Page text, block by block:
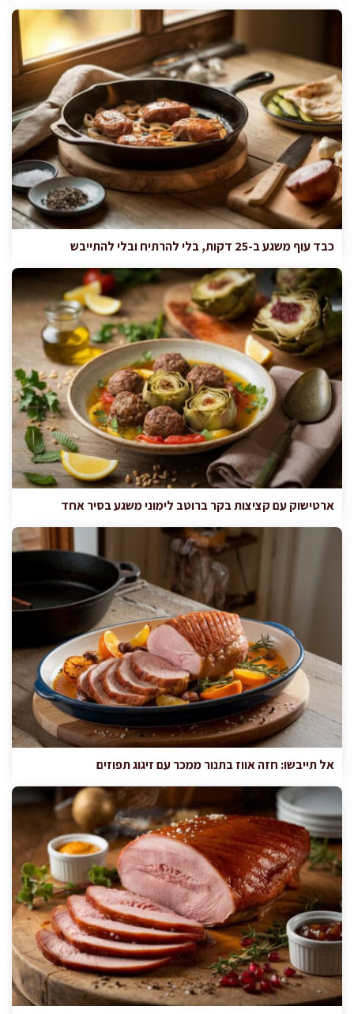
כבד עוף משגע ב-25 דקות, בלי להרתיח ובלי להתייבש
ארטישוק עם קציצות בקר ברוטב לימוני משגע בסיר אחד
אל תייבשו: חזה אווז בתנור ממכר עם זיגוג תפוזים